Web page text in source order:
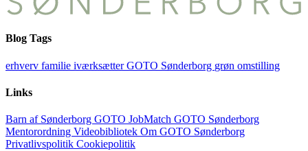
Blog Tags
erhverv familie iværksætterGOTO Sønderborg grøn omstilling
Links
Barn af Sønderborg GOTO JobMatch GOTO Sønderborg
Mentorordning Videobibliotek Om GOTO Sønderborg
Privatlivspolitik Cookiepolitik